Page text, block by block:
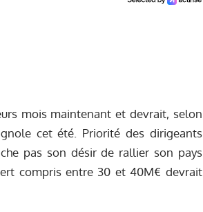
mois maintenant et devrait, selon
cet été. Priorité des dirigeants
pas son désir de rallier son pays
compris entre 30 et 40M€ devrait